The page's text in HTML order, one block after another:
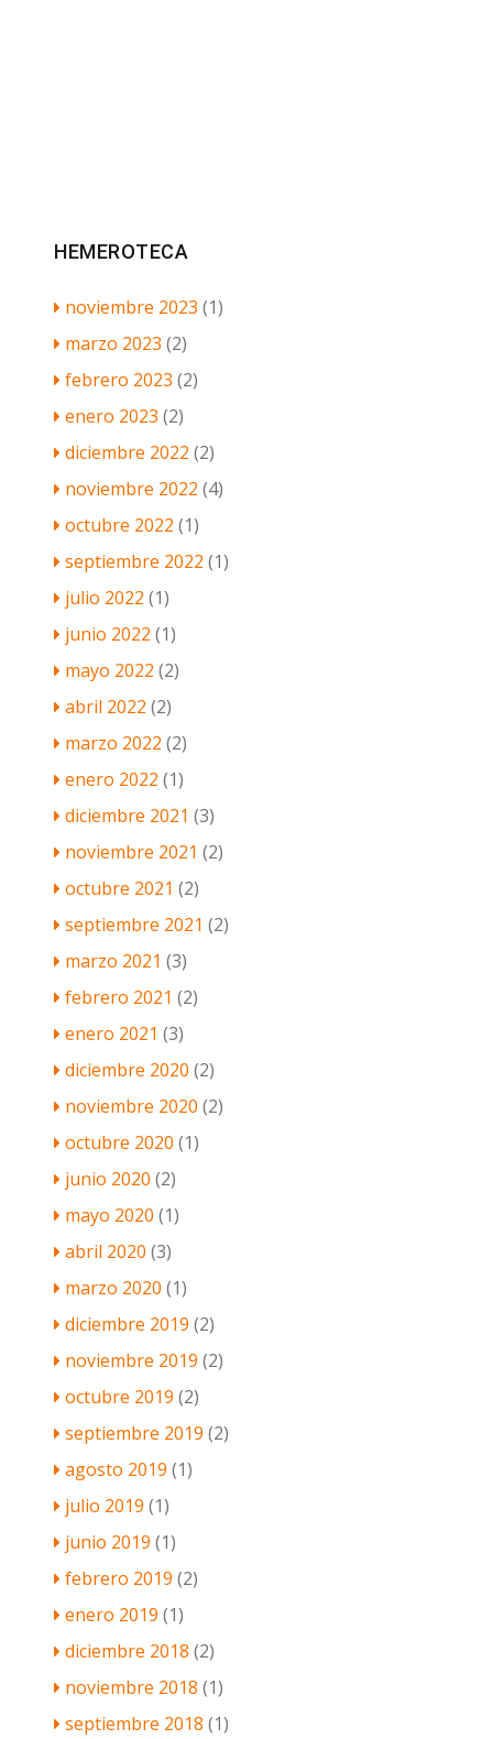
HEMEROTECA
noviembre 2023 (1)
marzo 2023 (2)
febrero 2023 (2)
enero 2023 (2)
diciembre 2022 (2)
noviembre 2022 (4)
octubre 2022 (1)
septiembre 2022 (1)
julio 2022 (1)
junio 2022 (1)
mayo 2022 (2)
abril 2022 (2)
marzo 2022 (2)
enero 2022 (1)
diciembre 2021 (3)
noviembre 2021 (2)
octubre 2021 (2)
septiembre 2021 (2)
marzo 2021 (3)
febrero 2021 (2)
enero 2021 (3)
diciembre 2020 (2)
noviembre 2020 (2)
octubre 2020 (1)
junio 2020 (2)
mayo 2020 (1)
abril 2020 (3)
marzo 2020 (1)
diciembre 2019 (2)
noviembre 2019 (2)
octubre 2019 (2)
septiembre 2019 (2)
agosto 2019 (1)
julio 2019 (1)
junio 2019 (1)
febrero 2019 (2)
enero 2019 (1)
diciembre 2018 (2)
noviembre 2018 (1)
septiembre 2018 (1)